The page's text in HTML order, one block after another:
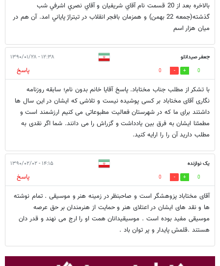
بالاخره بعد از 20 قسمت نام آقاي شريفيان و آقاي نصري اشرفي شب
گذشته(جمعه 22 بهمن) و همزمان بافجر انقلاب در تيتراژ پاياني امد. آن هم در
ميان هزار اسم
جعفر صیدانلو ۱۲:۳۸ - ۱۳۹۰/۰۱/۲۸
0
0
پاسخ
با تشکر از مطلب جناب مختاباد. پاسخ آقایا خانم بدون نام؛ سابقه روزنامه
نگاری آقای مختاباد بر کسی پوشیده نیست و تلاشی که ایشان در این سال ها
داشتند برای ما که در شهرستان فعالیت مطبوعاتی می کنیم ارزشمند است و
مطمئنا ایشان به فرق بین یادداشت و گزراش را می دانند. شما اگر نقدی به
مطلب دارید آن را را ارایه کنید.
یک نوازنده ۱۴:۱۵ - ۱۳۹۰/۰۲/۰۲
0
0
پاسخ
آقای مختاباد پزوهشگر است و صاحبنظر در زمینه هنر و موسیقی . تمام نوشته
ها و نقد های ایشان در اعتلای هنر و حمایت از هنرمندان بر حق عرصه
موسیقی مفید بوده است . موسیقیدانان همت او را ارج می نهند و قدر دان
هستند .قلمش پایدار و پر توان باد .